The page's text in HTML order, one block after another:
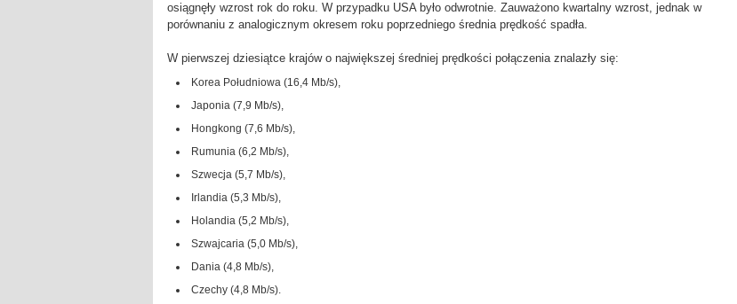
osiągnęły wzrost rok do roku. W przypadku USA było odwrotnie. Zauważono kwartalny wzrost, jednak w
porównaniu z analogicznym okresem roku poprzedniego średnia prędkość spadła.
W pierwszej dziesiątce krajów o największej średniej prędkości połączenia znalazły się:
Korea Południowa (16,4 Mb/s),
Japonia (7,9 Mb/s),
Hongkong (7,6 Mb/s),
Rumunia (6,2 Mb/s),
Szwecja (5,7 Mb/s),
Irlandia (5,3 Mb/s),
Holandia (5,2 Mb/s),
Szwajcaria (5,0 Mb/s),
Dania (4,8 Mb/s),
Czechy (4,8 Mb/s).